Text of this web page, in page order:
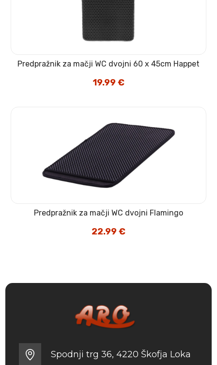
Predpražnik za mačji WC dvojni 60 x 45cm Happet
19.99€
Predpražnik za mačji WC dvojni Flamingo
22.99€
Spodnji trg 36, 4220 Škofja Loka